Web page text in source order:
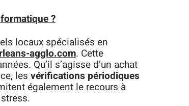
?
locaux spécialisés en
agglo.com. Cette
Qu’il s’agisse d’un achat
les vérifications périodiques
également le recours à